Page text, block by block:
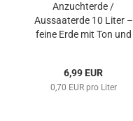
Anzuchterde /
Aussaaterde 10 Liter –
feine Erde mit Ton und
6,99 EUR
0,70 EUR pro Liter